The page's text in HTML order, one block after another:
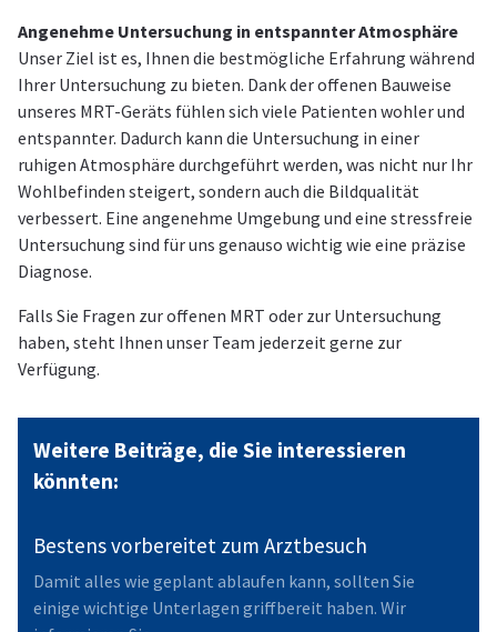
Angenehme Untersuchung in entspannter Atmosphäre
Unser Ziel ist es, Ihnen die bestmögliche Erfahrung während
Ihrer Untersuchung zu bieten. Dank der offenen Bauweise
unseres MRT-Geräts fühlen sich viele Patienten wohler und
entspannter. Dadurch kann die Untersuchung in einer
ruhigen Atmosphäre durchgeführt werden, was nicht nur Ihr
Wohlbefinden steigert, sondern auch die Bildqualität
verbessert. Eine angenehme Umgebung und eine stressfreie
Untersuchung sind für uns genauso wichtig wie eine präzise
Diagnose.
Falls Sie Fragen zur offenen MRT oder zur Untersuchung
haben, steht Ihnen unser Team jederzeit gerne zur
Verfügung.
Weitere Beiträge, die Sie interessieren
könnten:
Bestens vorbereitet zum Arztbesuch
Damit alles wie geplant ablaufen kann, sollten Sie
einige wichtige Unterlagen griffbereit haben. Wir